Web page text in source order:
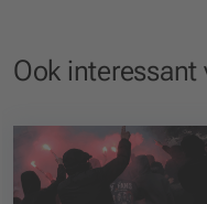
Ook interessant